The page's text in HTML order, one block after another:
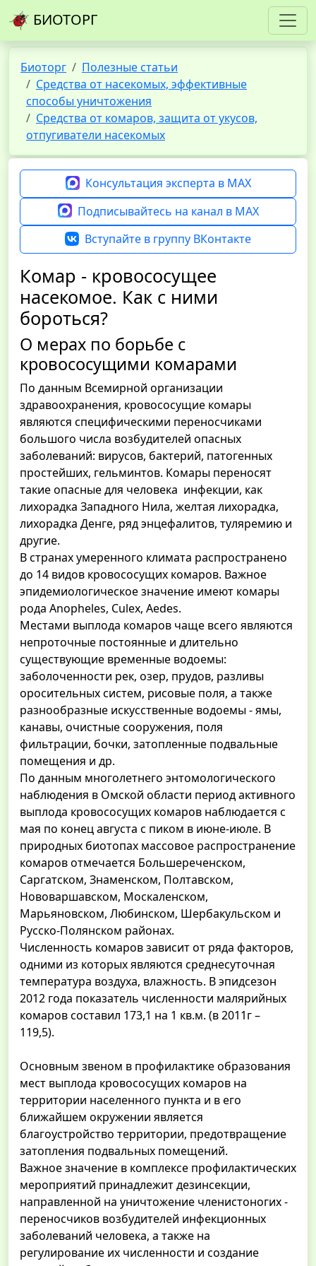
БИОТОРГ
Биоторг
Полезные статьи
Средства от насекомых, эффективные
способы уничтожения
Средства от комаров, защита от укусов,
отпугиватели насекомых
Консультация эксперта в MAX
Подписывайтесь на канал в MAX
Вступайте в группу ВКонтакте
Комар - кровососущее
насекомое. Как с ними
бороться?
О мерах по борьбе с
кровососущими комарами
По данным Всемирной организации
здравоохранения, кровососущие комары
являются специфическими переносчиками
большого числа возбудителей опасных
заболеваний: вирусов, бактерий, патогенных
простейших, гельминтов. Комары переносят
такие опасные для человека инфекции, как
лихорадка Западного Нила, желтая лихорадка,
лихорадка Денге, ряд энцефалитов, туляремию и
другие.
В странах умеренного климата распространено
до 14 видов кровососущих комаров. Важное
эпидемиологическое значение имеют комары
рода Anopheles, Culex, Aedes.
Местами выплода комаров чаще всего являются
непроточные постоянные и длительно
существующие временные водоемы:
заболоченности рек, озер, прудов, разливы
оросительных систем, рисовые поля, а также
разнообразные искусственные водоемы - ямы,
канавы, очистные сооружения, поля
фильтрации, бочки, затопленные подвальные
помещения и др.
По данным многолетнего энтомологического
наблюдения в Омской области период активного
выплода кровососущих комаров наблюдается с
мая по конец августа с пиком в июне-июле. В
природных биотопах массовое распространение
комаров отмечается Большереченском,
Саргатском, Знаменском, Полтавском,
Нововаршавском, Москаленском,
Марьяновском, Любинском, Шербакульском и
Русско-Полянском районах.
Численность комаров зависит от ряда факторов,
одними из которых являются среднесуточная
температура воздуха, влажность. В эпидсезон
2012 года показатель численности малярийных
комаров составил 173,1 на 1 кв.м. (в 2011г –
119,5).
Основным звеном в профилактике образования
мест выплода кровососущих комаров на
территории населенного пункта и в его
ближайшем окружении является
благоустройство территории, предотвращение
затопления подвальных помещений.
Важное значение в комплексе профилактических
мероприятий принадлежит дезинсекции,
направленной на уничтожение членистоногих -
переносчиков возбудителей инфекционных
заболеваний человека, а также на
регулирование их численности и создание